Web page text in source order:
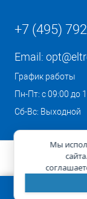
+7 (495)
Email:
График работы
Пн-Пт: с 09:00 до
Сб-Вс: Выходной
Мы